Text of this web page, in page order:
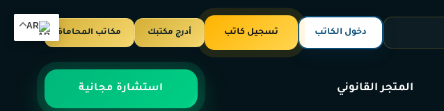
دخول الكاتب تسجيل كاتب أدرج مكتبك مكاتب المحاماة
المتجر القانوني استشارة مجانية
AR